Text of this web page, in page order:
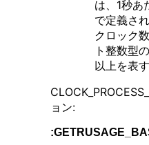
は、1秒あ
で定義さ
クロック
ト整数型
以上を表
ョン: